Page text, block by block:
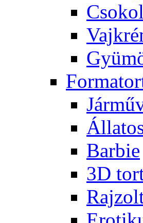
Barbie
3D